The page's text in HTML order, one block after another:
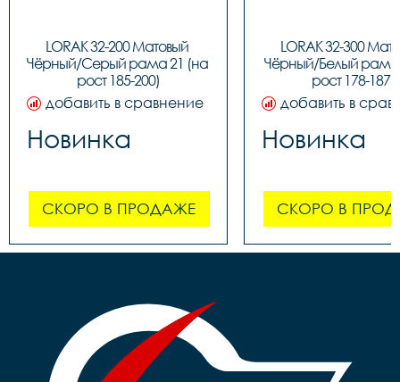
LORAK 32-200 Матовый
Чёрный/Серый рама 21 (на
рост 185-200)
добавить в сравнение
Новинка
СКОРО В ПРОДАЖЕ
LORAK 32-300
Чёрный/Белый рама
рост 178-187)
добавить в
Новинка
СКОРО В